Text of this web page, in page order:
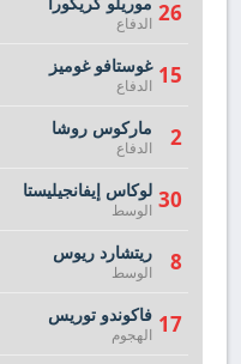
26 الدفاع
15 غوستافو غوميز
الدفاع
2 ماركوس روشا
الدفاع
30 لوكاس إيفانجيليستا
الوسط
8 ريتشارد ريوس
الوسط
17 فاكوندو توريس
الهجوم